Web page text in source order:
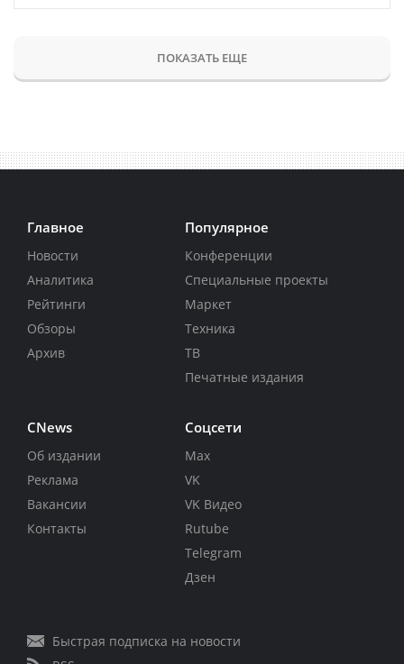
ПОКАЗАТЬ ЕЩЕ
Главное
Новости
Аналитика
Рейтинги
Обзоры
Архив
Популярное
Конференции
Специальные проекты
Маркет
Техника
ТВ
Печатные издания
CNews
Об издании
Реклама
Вакансии
Контакты
Соцсети
Max
VK
VK Видео
Rutube
Telegram
Дзен
Быстрая подписка на новости